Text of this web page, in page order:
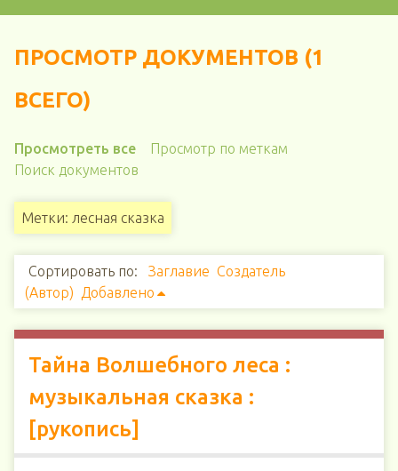
ПРОСМОТР ДОКУМЕНТОВ (1
ВСЕГО)
Просмотреть все
Просмотр по меткам
Поиск документов
Метки: лесная сказка
Сортировать по: Заглавие Создатель
(Автор)
Добавлено
Тайна Волшебного леса :
музыкальная сказка :
[рукопись]